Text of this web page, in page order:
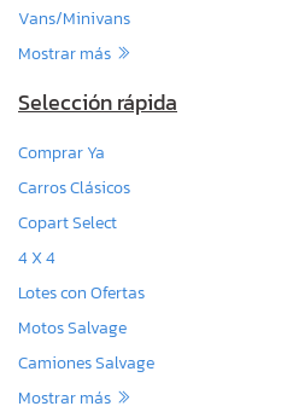
Vans/Minivans
Mostrar más
Selección rápida
Comprar Ya
Carros Clásicos
Copart Select
4 X 4
Lotes con Ofertas
Motos Salvage
Camiones Salvage
Mostrar más